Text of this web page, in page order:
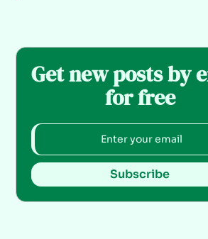
Get new posts by
for free
Subscribe